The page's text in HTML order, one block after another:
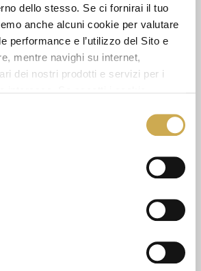
dello stesso. Se ci fornirai il tuo
anche alcuni cookie per valutare
performance e l’utilizzo del Sito e
mentre navighi su internet,
dei nostri prodotti e servizi per i
SEE ALSO